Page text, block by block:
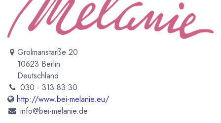
Grolmanstarße 20
10623 Berlin
Deutschland
030 - 313 83 30
http://www.bei-melanie.eu/
info@bei-melanie.de